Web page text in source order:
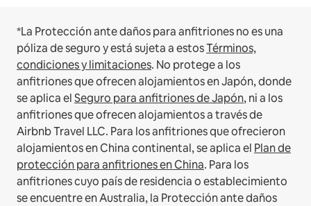
*La Protección ante daños para anfitriones no es una
póliza de seguro y está sujeta a estosTérminos,
condiciones y limitaciones. No protege a los
anfitriones que ofrecen alojamientos en Japón, donde
se aplica elSeguro para anfitriones de Japón, ni a los
anfitriones que ofrecen alojamientos a través de
Airbnb Travel LLC. Para los anfitriones que ofrecieron
alojamientos en China continental, se aplica el Plan de
protección para anfitriones en China. Para los
anfitriones cuyo país de residencia o establecimiento
se encuentre en Australia, la Protección ante daños